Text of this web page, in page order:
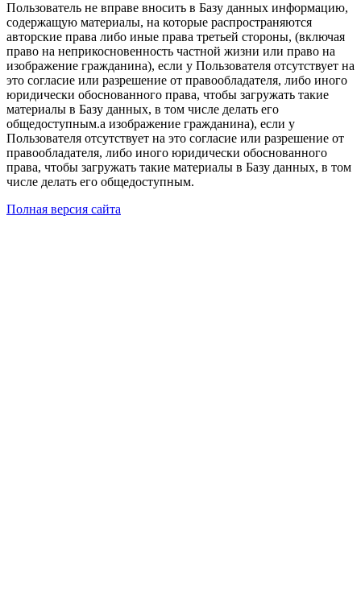
Пользователь не вправе вносить в Базу данных информацию,
содержащую материалы, на которые распространяются
авторские права либо иные права третьей стороны, (включая
право на неприкосновенность частной жизни или право на
изображение гражданина), если у Пользователя отсутствует на
это согласие или разрешение от правообладателя, либо иного
юридически обоснованного права, чтобы загружать такие
материалы в Базу данных, в том числе делать его
общедоступным.а изображение гражданина), если у
Пользователя отсутствует на это согласие или разрешение от
правообладателя, либо иного юридически обоснованного
права, чтобы загружать такие материалы в Базу данных, в том
числе делать его общедоступным.
Полная версия сайта